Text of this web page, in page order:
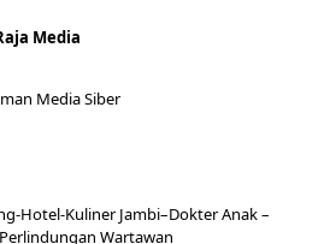
Media
Media Siber
Hotel-KulinerJambi–DokterAnak –
Wartawan